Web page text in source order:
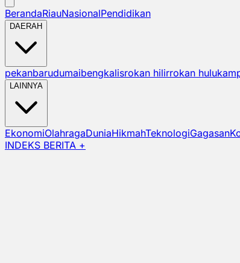
BerandaRiauNasionalPendidikan
DAERAH
pekanbarudumaibengkalisrokan hilirrokan hulu
LAINNYA
EkonomiOlahragaDuniaHikmahTeknologiGagasan
INDEKS BERITA +